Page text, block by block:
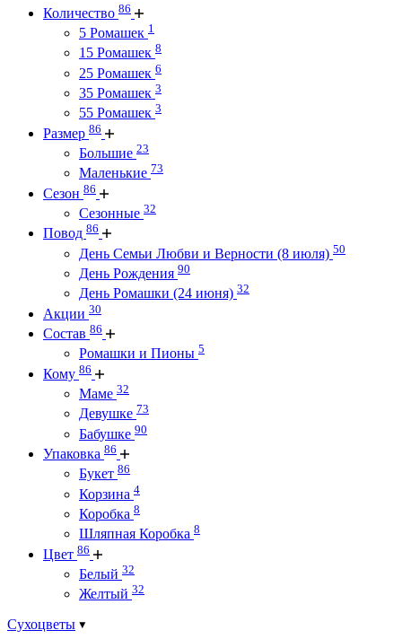
Количество 86
5 Ромашек 1
15 Ромашек 8
25 Ромашек 6
35 Ромашек 3
55 Ромашек 3
Размер 86
Большие 23
Маленькие 73
Сезон 86
Сезонные 32
Повод 86
День Семьи Любви и Верности (8 июля) 50
День Рождения 90
День Ромашки (24 июня) 32
Акции 30
Состав 86
Ромашки и Пионы 5
Кому 86
Маме 32
Девушке 73
Бабушке 90
Упаковка 86
Букет 86
Корзина 4
Коробка 8
Шляпная Коробка 8
Цвет 86
Белый 32
Желтый 32
Сухоцветы